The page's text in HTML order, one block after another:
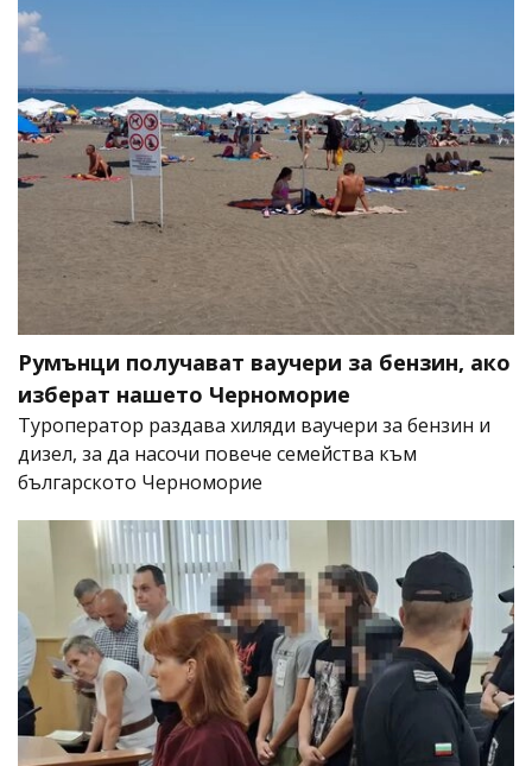
Румънци получават ваучери за бензин, ако
изберат нашето Черноморие
Туроператор раздава хиляди ваучери за бензин и
дизел, за да насочи повече семейства към
българското Черноморие